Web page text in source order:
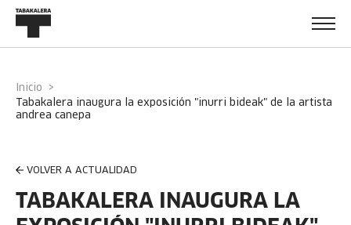
Inicio
andrea canepa
VOLVER A ACTUALIDAD
TABAKALERA INAUGURA LA